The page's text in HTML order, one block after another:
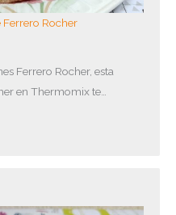
Rocher
Ferrero Rocher, esta
en Thermomix te…